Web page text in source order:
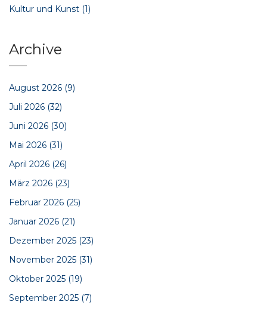
Kultur und Kunst (1)
Archive
August 2026 (9)
Juli 2026 (32)
Juni 2026 (30)
Mai 2026 (31)
April 2026 (26)
März 2026 (23)
Februar 2026 (25)
Januar 2026 (21)
Dezember 2025 (23)
November 2025 (31)
Oktober 2025 (19)
September 2025 (7)